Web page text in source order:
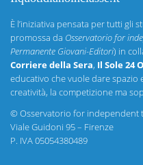
È l’iniziativa pensata per tutti gli
promossa da Osservatorio for
Permanente Giovani-Editori) in
Corriere della Sera, Il Sole 24
educativo che vuole dare spazio
creatività, la competizione ma
©Osservatorio for independent
Viale Guidoni 95 – Firenze
P. IVA 05054380489